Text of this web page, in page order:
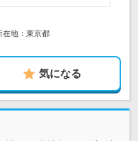
在地：東京都
気になる